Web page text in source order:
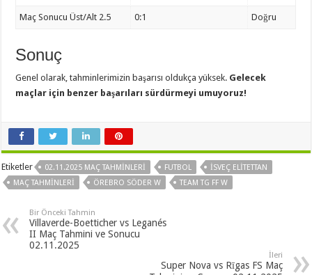
Maç Sonucu Üst/Alt 2.5 0:1 Doğru
Sonuç
Genel olarak, tahminlerimizin başarısı oldukça yüksek. Gelecek
maçlar için benzer başarıları sürdürmeyi umuyoruz!
Etiketler 02.11.2025 MAÇ TAHMINLERI FUTBOL
İSVEÇ ELITETTAN
MAÇ TAHMINLERI
ÖREBRO SÖDER W TEAM TG FF W
Bir Önceki Tahmin
Villaverde-Boetticher vs Leganés
II Maç Tahmini ve Sonucu
02.11.2025
İleri
Super Nova vs Rīgas FS Maç